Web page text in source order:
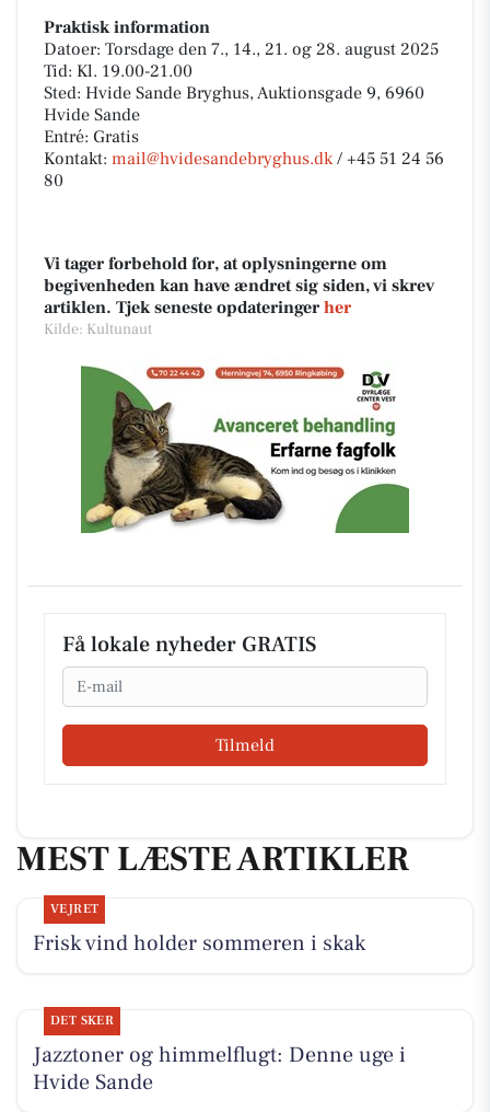
Praktisk information
Datoer: Torsdage den 7., 14., 21. og 28. august 2025
Tid: Kl. 19.00-21.00
Sted: Hvide Sande Bryghus, Auktionsgade 9, 6960
Hvide Sande
Entré: Gratis
Kontakt: mail@hvidesandebryghus.dk/ +45 51 24 56
80
Vi tager forbehold for, at oplysningerne om
begivenheden kan have ændret sig siden, vi skrev
artiklen. Tjek seneste opdateringer her
Kilde: Kultunaut
Få lokale nyheder GRATIS
Email
Tilmeld
MEST LÆSTE ARTIKLER
VEJRET
Frisk vind holder sommeren i skak
DET SKER
Jazztoner og himmelflugt: Denne uge i
Hvide Sande